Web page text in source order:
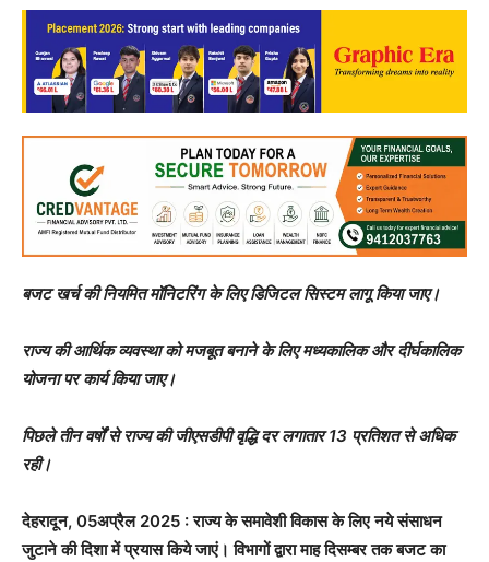
बजट खर्च की नियमित मॉनिटरिंग के लिए डिजिटल सिस्टम लागू किया जाए।
राज्य की आर्थिक व्यवस्था को मजबूत बनाने के लिए मध्यकालिक और दीर्घकालिक
योजना पर कार्य किया जाए।
पिछले तीन वर्षों से राज्य की जीएसडीपी वृद्धि दर लगातार 13 प्रतिशत से अधिक
रही।
देहरादून, 05अप्रैल 2025 : राज्य के समावेशी विकास के लिए नये संसाधन
जुटाने की दिशा में प्रयास किये जाएं। विभागों द्वारा माह दिसम्बर तक बजट का